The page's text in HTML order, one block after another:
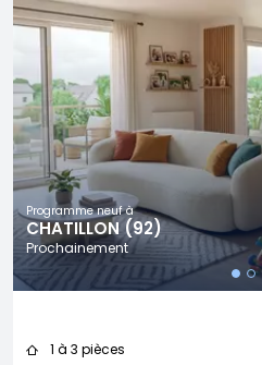
Programme neuf à
CHATILLON (92)
Prochainement
1 à 3 pièces